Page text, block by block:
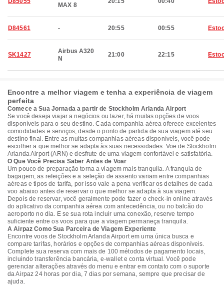
MAX 8
D84561 - 20:55 00:55
SK1427
Airbus A320
N
21:00 22:15
Encontre a melhor viagem e tenha a experiência de viagem
perfeita
Comece a Sua Jornada a partir de Stockholm Arlanda Airport
Se você deseja viajar a negócios ou lazer, há muitas opções de voos
disponíveis para o seu destino. Cada companhia aérea oferece excelentes
comodidades e serviços, desde o ponto de partida de sua viagem até seu
destino final. Entre as muitas companhias aéreas disponíveis, você pode
escolher a que melhor se adapta às suas necessidades. Voe de Stockholm
Arlanda Airport (ARN) e desfrute de uma viagem confortável e satisfatória.
O Que Você Precisa Saber Antes de Voar
Um pouco de preparação torna a viagem mais tranquila. A franquia de
bagagem, as refeições e a seleção de assento variam entre companhias
aéreas e tipos de tarifa, por isso vale a pena verificar os detalhes de cada
voo abaixo antes de reservar o que melhor se adapta à sua viagem.
Depois de reservar, você geralmente pode fazer o check-in online através
do aplicativo da companhia aérea com antecedência, ou no balcão do
aeroporto no dia. E se sua rota incluir uma conexão, reserve tempo
suficiente entre os voos para que a viagem permaneça tranquila.
A Airpaz Como Sua Parceira de Viagem Experiente
Encontre voos de Stockholm Arlanda Airport em uma única busca e
compare tarifas, horários e opções de companhias aéreas disponíveis.
Complete sua reserva com mais de 100 métodos de pagamento locais,
incluindo transferência bancária, e-wallet e conta virtual. Você pode
gerenciar alterações através do menu e entrar em contato com o suporte
da Airpaz 24 horas por dia, 7 dias por semana, sempre que precisar de
ajuda.